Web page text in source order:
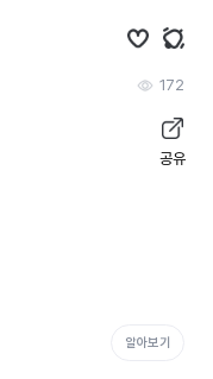
172
공유
알아보기